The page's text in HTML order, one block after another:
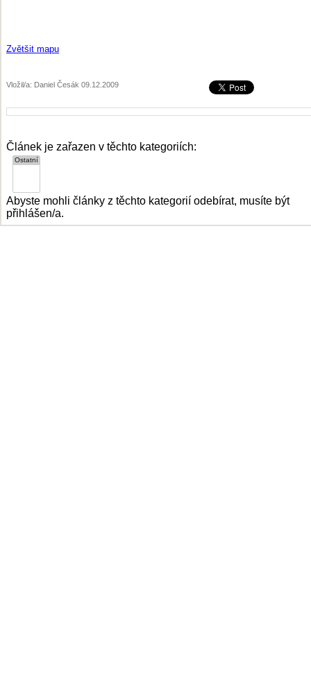
Zvětšit mapu
Vložil/a: Daniel Česák 09.12.2009
Článek je zařazen v těchto kategoriích:
Abyste mohli články z těchto kategorií odebírat, musíte být
přihlášen/a.